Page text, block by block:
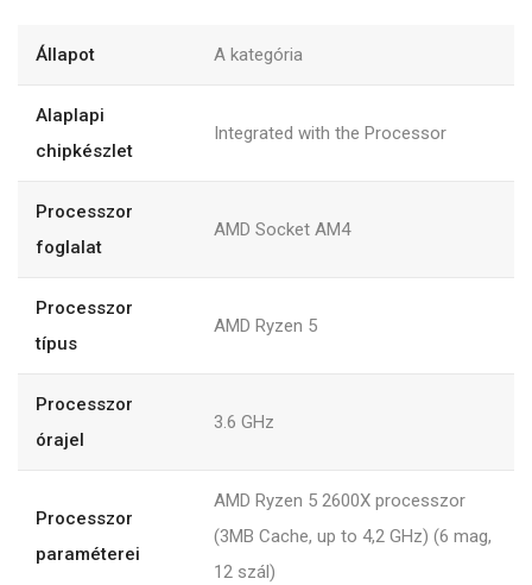
Állapot A kategória
Alaplapi
chipkészlet
Integrated with the Processor
Processzor
foglalat
AMD Socket AM4
Processzor
típus
AMD Ryzen 5
Processzor
órajel
3.6 GHz
Processzor
paraméterei
AMD Ryzen 5 2600X processzor
(3MB Cache, up to 4,2 GHz) (6 mag,
12 szál)